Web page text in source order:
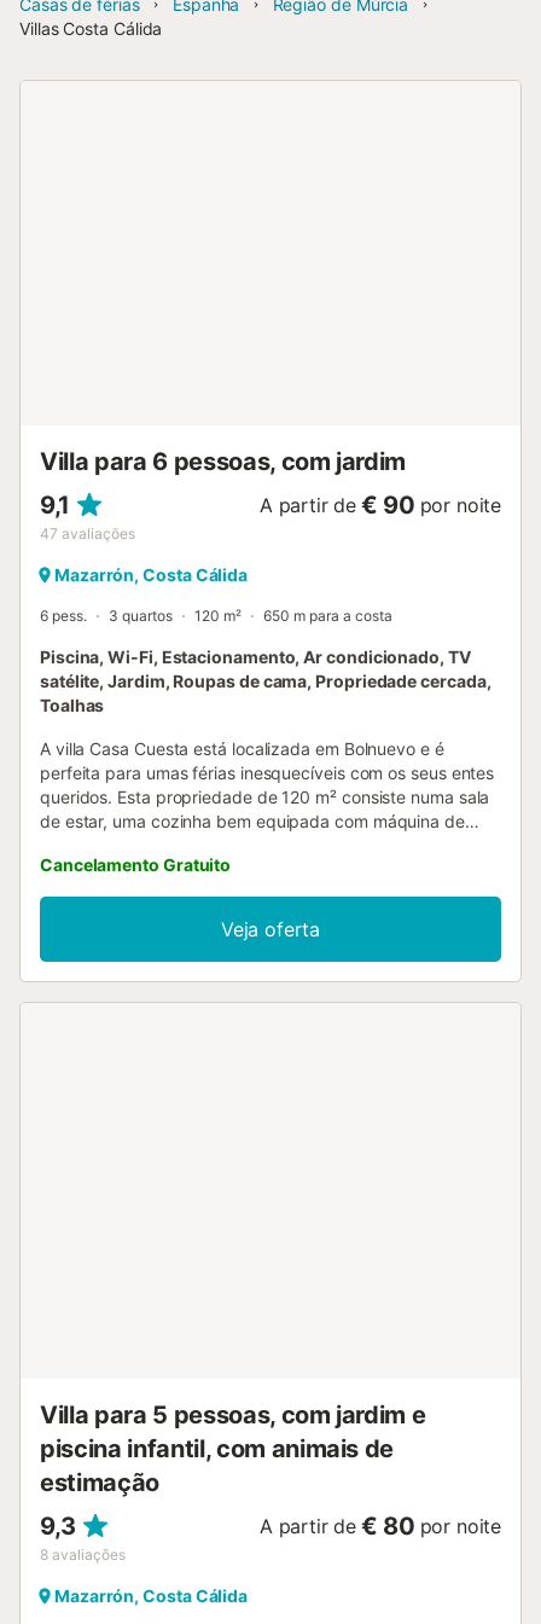
Casas de férias Espanha
Região de Múrcia
Villas Costa Cálida
Villa para 6 pessoas, com jardim
9,1
47 avaliações
A partir de € 90 por noite
Mazarrón, Costa Cálida
6 pess. 3 quartos 120 m² 650 m para a costa
Piscina, Wi-Fi, Estacionamento, Ar condicionado, TV
satélite, Jardim, Roupas de cama, Propriedade cercada,
Toalhas
A villa Casa Cuesta está localizada em Bolnuevo e é
perfeita para umas férias inesquecíveis com os seus entes
queridos. Esta propriedade de 120 m² consiste numa sala
de estar, uma cozinha bem equipada com máquina de
portanto, acomodar 6 pessoas. Outras comodidades
incluem Wi-Fi, TV satélite, ar condicionado, bem como uma
máquina de lavar roupa. Uma cama de bebé e uma
cadeira alta estão também disponíveis. O ponto alto deste
alojamento é a sua área exterior privada com piscina, um
Cancelamento Gratuito
Veja oferta
Villa para 5 pessoas, com jardim e
piscina infantil, com animais de
estimação
9,3
8 avaliações
A partir de € 80 por noite
Mazarrón, Costa Cálida